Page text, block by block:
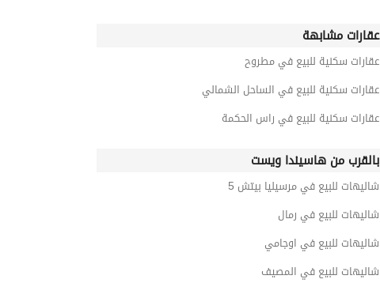
عقارات مشابهة
عقارات سكنية للبيع في مطروح
عقارات سكنية للبيع في الساحل الشمالي
عقارات سكنية للبيع في راس الحكمة
بالقرب من هاسيندا ويست
شاليهات للبيع في مرسيليا بيتش 5
شاليهات للبيع في رمال
شاليهات للبيع في اوجامي
شاليهات للبيع في المصيف